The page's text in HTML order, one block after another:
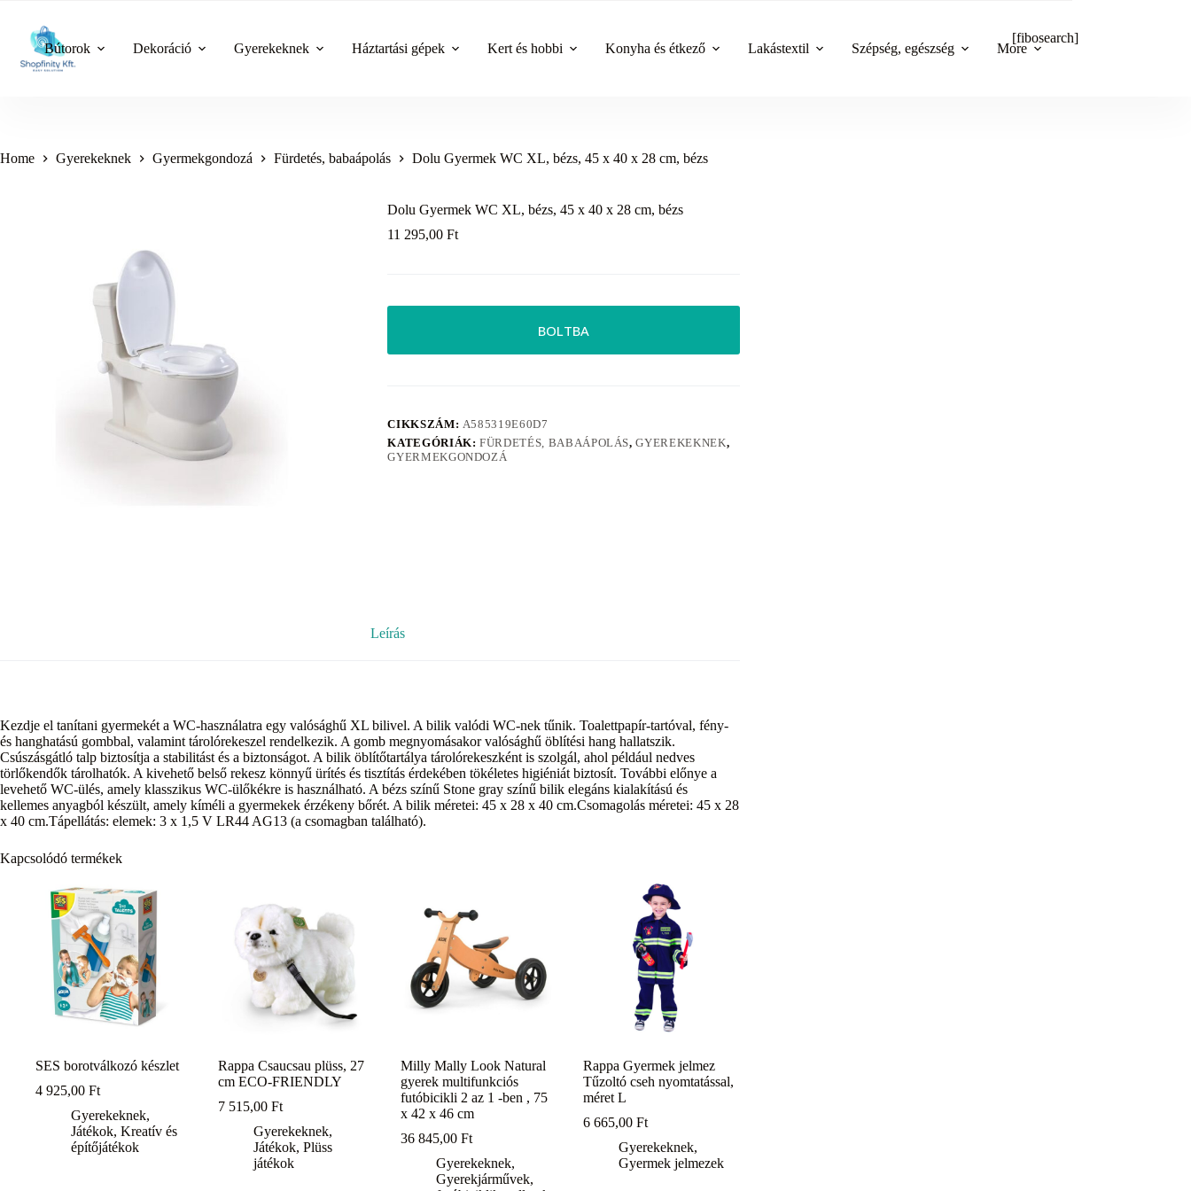
content
Bútorok Dekoráció Gyerekeknek Háztartási gépek Kert és hobbi Konyha és étkező Lakástextil Szépség, egészség More
[fibosearch]
Home Gyerekeknek Gyermekgondozá Fürdetés, babaápolás Dolu Gyermek WC XL, bézs, 45 x 40 x 28 cm, bézs
Dolu Gyermek WC XL, bézs, 45 x 40 x 28 cm, bézs
11 295,00Ft
BOLTBA
CIKKSZÁM: A585319E60D7
KATEGÓRIÁK:FÜRDETÉS, BABAÁPOLÁS,GYEREKEKNEK,
GYERMEKGONDOZÁ
Leírás
Kezdje el tanítani gyermekét a WC-használatra egy valósághű XL bilivel. A bilik valódi WC-nek tűnik. Toalettpapír-tartóval, fény-
és hanghatású gombbal, valamint tárolórekeszel rendelkezik. A gomb megnyomásakor valósághű öblítési hang hallatszik.
Csúszásgátló talp biztosítja a stabilitást és a biztonságot. A bilik öblítőtartálya tárolórekeszként is szolgál, ahol például nedves
törlőkendők tárolhatók. A kivehető belső rekesz könnyű ürítés és tisztítás érdekében tökéletes higiéniát biztosít. További előnye a
levehető WC-ülés, amely klasszikus WC-ülőkékre is használható. A bézs színű Stone gray színű bilik elegáns kialakítású és
kellemes anyagból készült, amely kíméli a gyermekek érzékeny bőrét. A bilik méretei: 45 x 28 x 40 cm.Csomagolás méretei: 45 x 28
x 40 cm.Tápellátás: elemek: 3 x 1,5 V LR44 AG13 (a csomagban található).
Kapcsolódó termékek
SES borotválkozó készlet
4 925,00 Ft
Gyerekeknek,
Játékok, Kreatív és
építőjátékok
Rappa Csaucsau plüss, 27
cm ECO-FRIENDLY
7 515,00Ft
Gyerekeknek,
Játékok,Plüss
játékok
Milly Mally Look Natural
gyerek multifunkciós
futóbicikli 2 az 1 -ben , 75
x 42 x 46 cm
36 845,00Ft
Gyerekeknek,
Gyerekjárművek,
Rappa Gyermek jelmez
Tűzoltó cseh nyomtatással,
méret L
6 665,00Ft
Gyerekeknek,
Gyermek jelmezek